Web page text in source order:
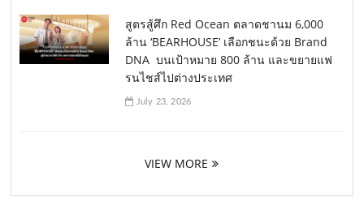
สูตรสู้ศึก Red Ocean ตลาดชานม 6,000
ล้าน ‘BEARHOUSE’ เลือกชนะด้วย Brand
DNA บนเป้าหมาย 800 ล้าน และขยายแฟ
รนไชส์ไปต่างประเทศ
July 23, 2026
VIEW MORE